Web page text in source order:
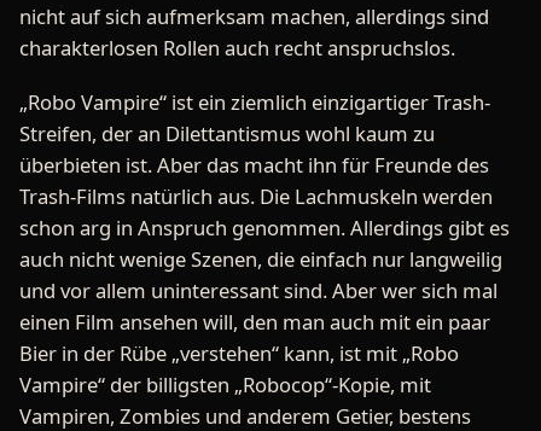
nicht auf sich aufmerksam machen, allerdings sind
charakterlosen Rollen auch recht anspruchslos.
„Robo Vampire“ ist ein ziemlich einzigartiger Trash-
Streifen, der an Dilettantismus wohl kaum zu
überbieten ist. Aber das macht ihn für Freunde des
Trash-Films natürlich aus. Die Lachmuskeln werden
schon arg in Anspruch genommen. Allerdings gibt es
auch nicht wenige Szenen, die einfach nur langweilig
und vor allem uninteressant sind. Aber wer sich mal
einen Film ansehen will, den man auch mit ein paar
Bier in der Rübe „verstehen“ kann, ist mit „Robo
Vampire“ der billigsten „Robocop“-Kopie, mit
Vampiren, Zombies und anderem Getier, bestens